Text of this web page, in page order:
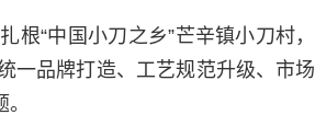
“中国小刀之乡”芒辛镇小刀村，
一品牌打造、工艺规范升级、市场